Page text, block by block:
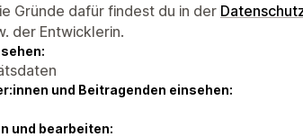
Gründe dafür findest du in der
der Entwicklerin.
und Beitragenden einsehen:
und bearbeiten: